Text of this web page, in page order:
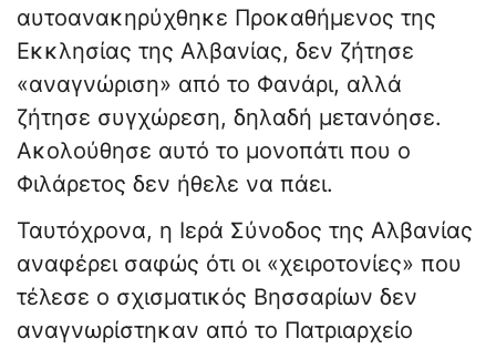
αυτοανακηρύχθηκε Προκαθήμενος της
Εκκλησίας της Αλβανίας, δεν ζήτησε
«αναγνώριση» από το Φανάρι, αλλά
ζήτησε συγχώρεση, δηλαδή μετανόησε.
Ακολούθησε αυτό το μονοπάτι που ο
Φιλάρετος δεν ήθελε να πάει.
Ταυτόχρονα, η Ιερά Σύνοδος της Αλβανίας
αναφέρει σαφώς ότι οι «χειροτονίες» που
τέλεσε ο σχισματικός Βησσαρίων δεν
αναγνωρίστηκαν από το Πατριαρχείο